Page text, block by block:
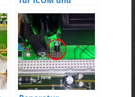
YAESU Transceiver